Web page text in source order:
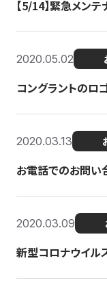
【5/14】緊急メン
2020.05.02
コングラントのロ
2020.03.13
お電話でのお問い
2020.03.09
新型コロナウイル